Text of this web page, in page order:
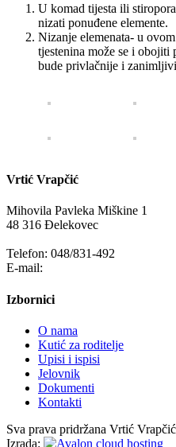
U komad tijesta ili
nizati ponuđene elemente.
Nizanje elemenata- u
tjestenina može se i obojiti
bude privlačnije i
Vrtić Vrapčić
Mihovila Pavleka Miškine 1
48 316 Đelekovec
Telefon: 048/831-492
E-mail:
Izbornici
O nama
Kutić za roditelje
Upisi i ispisi
Jelovnik
Dokumenti
Kontakti
Sva prava pridržana Vrtić
Izrada: